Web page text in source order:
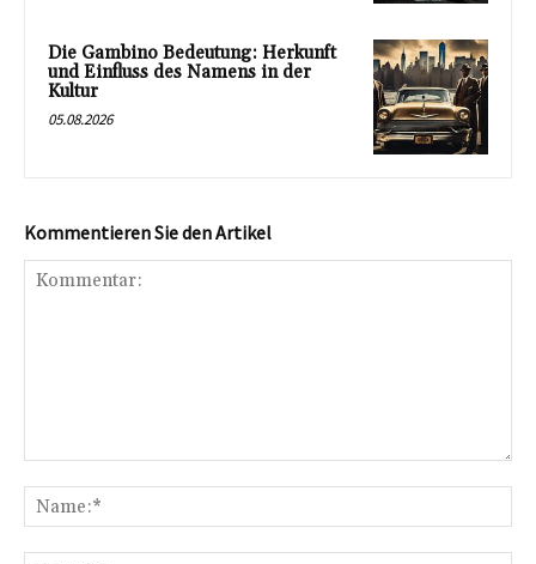
Die Gambino Bedeutung: Herkunft
und Einfluss des Namens in der
Kultur
05.08.2026
Kommentieren Sie den Artikel